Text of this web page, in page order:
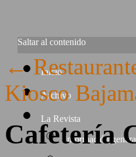
Saltar al contenido
Inicio
Archivo
La Revista
Información
←
Kiosco
Cafetería